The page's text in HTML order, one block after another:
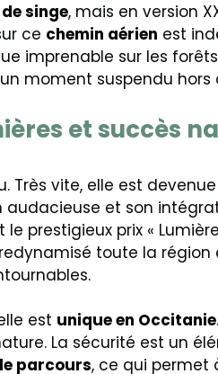
singe, mais en version
ce chemin aérien est
imprenable sur les
moment suspendu hors
et succès
Très vite, elle est
audacieuse et son
prestigieux prix «
toute la région
est unique en Occitanie
La sécurité est un
parcours, ce qui permet